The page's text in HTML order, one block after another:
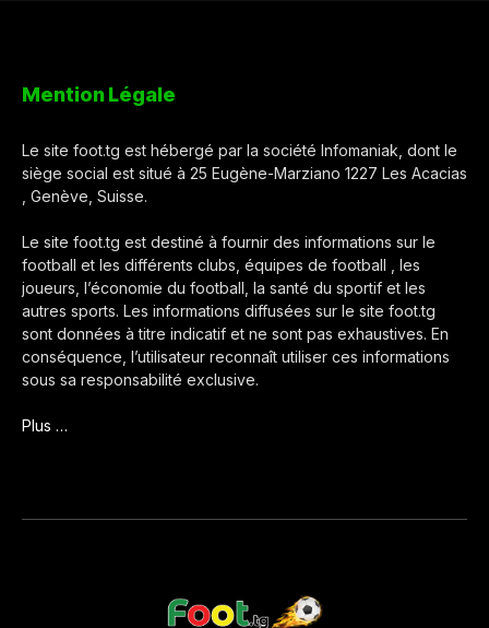
Mention Légale
Le site foot.tg est hébergé par la société Infomaniak, dont le
siège social est situé à 25 Eugène-Marziano 1227 Les Acacias
, Genève, Suisse.
Le site foot.tg est destiné à fournir des informations sur le
football et les différents clubs, équipes de football , les
joueurs, l’économie du football, la santé du sportif et les
autres sports. Les informations diffusées sur le site foot.tg
sont données à titre indicatif et ne sont pas exhaustives. En
conséquence, l’utilisateur reconnaît utiliser ces informations
sous sa responsabilité exclusive.
Plus …